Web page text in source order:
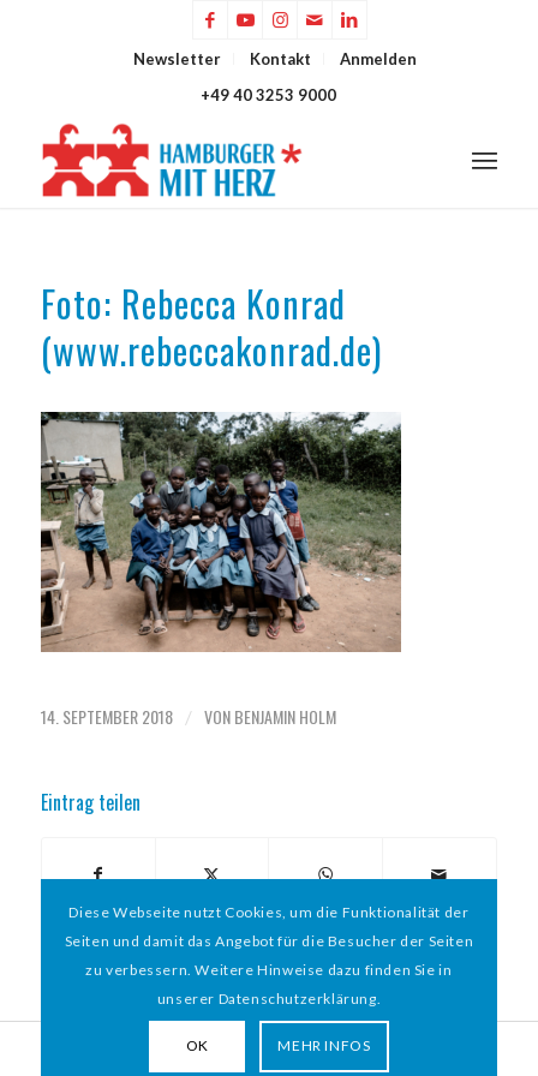
Newsletter Kontakt
Anmelden
+49 40 3253 9000
Foto: Rebecca Konrad
(www.rebeccakonrad.de)
14. SEPTEMBER 2018 / VONBENJAMIN HOLM
Eintrag teilen
MIT HERZ e.V. | WEBDESIGN BY WEBIGAMI
Diese Webseite nutzt Cookies, um die Funktionalität der
Seiten und damit das Angebot für die Besucher der Seiten
zu verbessern. Weitere Hinweise dazu finden Sie in
unserer Datenschutzerklärung.
OK MEHR INFOS